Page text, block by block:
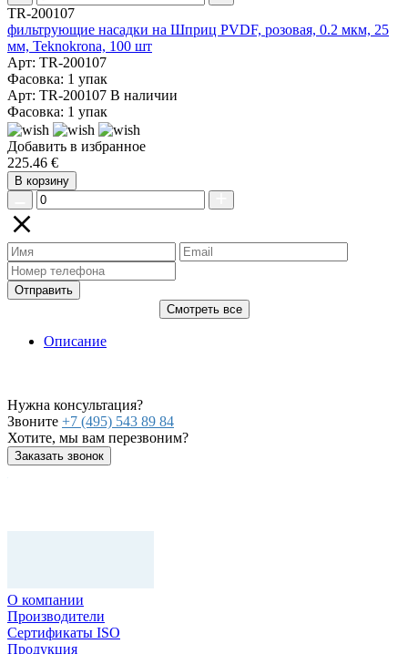
TR-200107
фильтрующие насадки на Шприц PVDF, розовая, 0.2 мкм, 25
мм, Teknokrona, 100 шт
Арт: TR-200107
Фасовка: 1 упак
Арт: TR-200107 В наличии
Фасовка: 1 упак
Добавить в избранное
225.46 €
В корзину
Отправить
Смотреть все
Описание
Нужна консультация?
Звоните +7 (495) 543 89 84
Хотите, мы вам перезвоним?
Заказать звонок
О компании
Производители
Сертификаты ISO
Продукция